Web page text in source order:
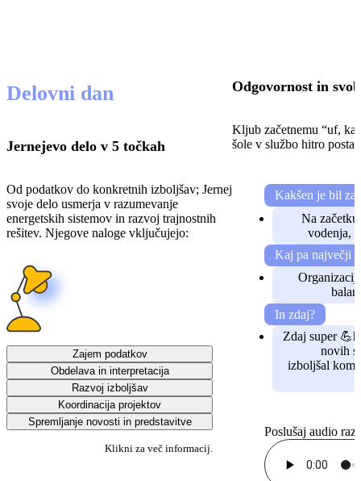
Delovni dan
Jernejevo delo v 5 točkah
Od podatkov do konkretnih izboljšav; Jernej
svoje delo usmerja v razumevanje
energetskih sistemov in razvoj trajnostnih
rešitev. Njegove naloge vključujejo:
Zajem podatkov
Obdelava in interpretacija
Razvoj izboljšav
Koordinacija projektov
Spremljanje novosti in predstavitve
Klikni za več informacij.
Odgovornost in
Kljub začetnemu “uf,
šole v službo hitro
Kakšen je bil
Na
vodenja,
Kaj pa največji
In zdaj?
Zdaj super
novih
izboljšal
Poslušaj audio